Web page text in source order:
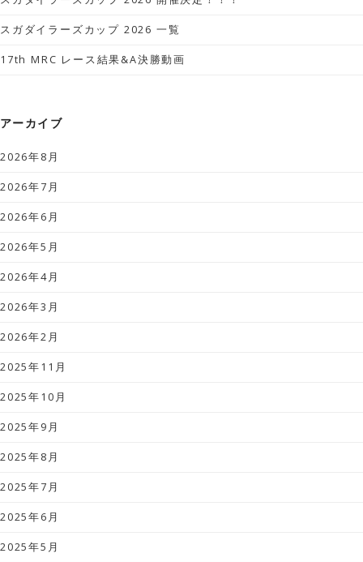
スガダイラーズカップ 2026 一覧
17th MRC レース結果&A決勝動画
アーカイブ
2026年8月
2026年7月
2026年6月
2026年5月
2026年4月
2026年3月
2026年2月
2025年11月
2025年10月
2025年9月
2025年8月
2025年7月
2025年6月
2025年5月